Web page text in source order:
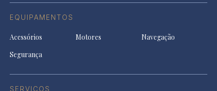
EQUIPAMENTOS
Acessórios Motores
Navegação
Segurança
SERVIÇOS